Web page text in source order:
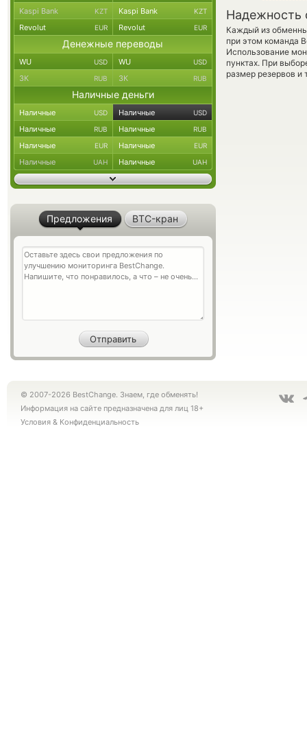
Надежность
Каждый из
при этом команда
Использование
пунктах. При
размер резервов и
Kaspi Bank KZT Kaspi Bank KZT
Revolut EUR Revolut EUR
Денежные переводы
WU USD WU USD
ЗК RUB ЗК RUB
Наличные деньги
Наличные USD Наличные USD
Наличные RUB Наличные RUB
Наличные EUR Наличные EUR
Наличные UAH Наличные UAH
Предложения BTC-кран
© 2007-2026 BestChange. Знаем, где обменять!
Информация на сайте предназначена для лиц 18+
Условия & Конфиденциальность